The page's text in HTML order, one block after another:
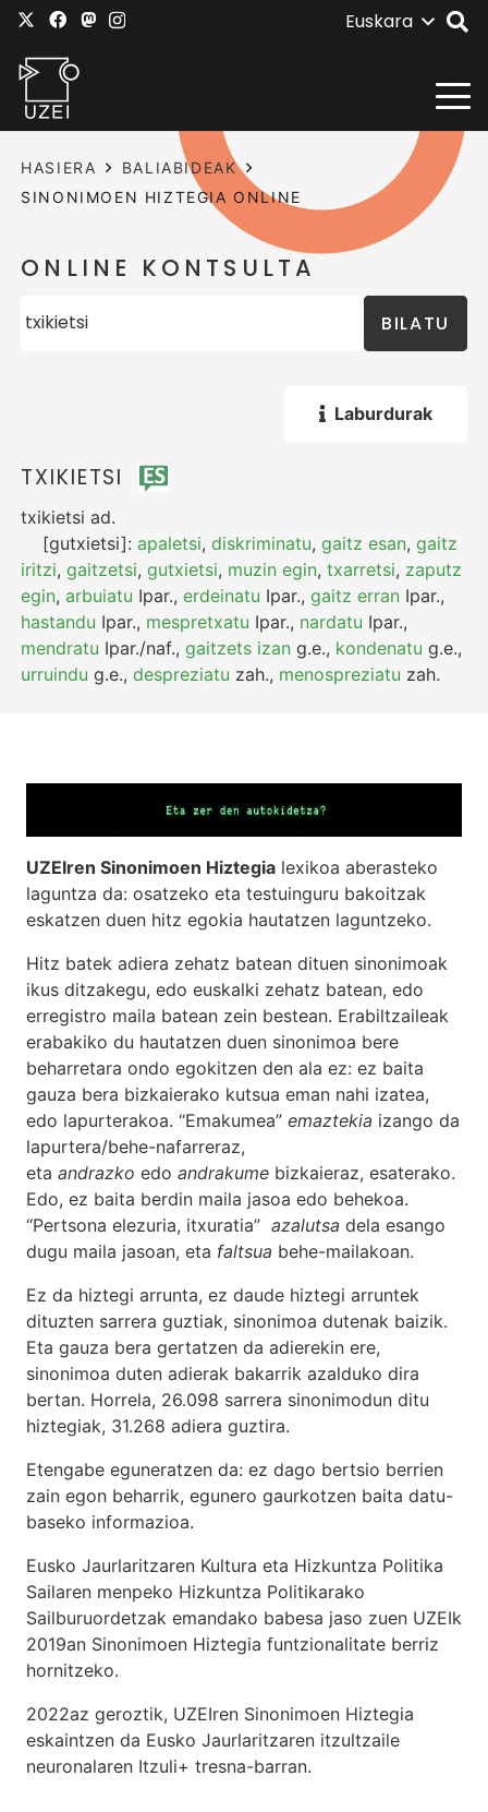
Euskara
HASIERA
BALIABIDEAK
SINONIMOEN HIZTEGIA ONLINE
ONLINE KONTSULTA
BILATU
Laburdurak
TXIKIETSI
txikietsi ad.
[gutxietsi]:apaletsi,diskriminatu,gaitz esan,gaitz
iritzi,gaitzetsi,gutxietsi, muzin egin,txarretsi, zaputz
egin,arbuiatu Ipar.,erdeinatu Ipar.,gaitz erran Ipar.,
hastandu Ipar., mespretxatu Ipar., nardatu Ipar.,
mendratu Ipar./naf.,gaitzets izan g.e., kondenatu g.e.,
urruindu g.e.,despreziatu zah., menospreziatu zah.
UZEIren Sinonimoen Hiztegia lexikoa aberasteko
laguntza da: osatzeko eta testuinguru bakoitzak
eskatzen duen hitz egokia hautatzen laguntzeko.
Hitz batek adiera zehatz batean dituen sinonimoak
ikus ditzakegu, edo euskalki zehatz batean, edo
erregistro maila batean zein bestean. Erabiltzaileak
erabakiko du hautatzen duen sinonimoa bere
beharretara ondo egokitzen den ala ez: ez baita
gauza bera bizkaierako kutsua eman nahi izatea,
edo lapurterakoa. “Emakumea” emaztekia izango da
lapurtera/behe-nafarreraz,
eta andrazko edo andrakume bizkaieraz, esaterako.
Edo, ez baita berdin maila jasoa edo behekoa.
“Pertsona elezuria, itxuratia” azalutsa dela esango
dugu maila jasoan, eta faltsua behe-mailakoan.
Ez da hiztegi arrunta, ez daude hiztegi arruntek
dituzten sarrera guztiak, sinonimoa dutenak baizik.
Eta gauza bera gertatzen da adierekin ere,
sinonimoa duten adierak bakarrik azalduko dira
bertan. Horrela, 26.098 sarrera sinonimodun ditu
hiztegiak, 31.268 adiera guztira.
Etengabe eguneratzen da: ez dago bertsio berrien
zain egon beharrik, egunero gaurkotzen baita datu-
baseko informazioa.
Eusko Jaurlaritzaren Kultura eta Hizkuntza Politika
Sailaren menpeko Hizkuntza Politikarako
Sailburuordetzak emandako babesa jaso zuen UZEIk
2019an Sinonimoen Hiztegia funtzionalitate berriz
hornitzeko.
2022az geroztik, UZEIren Sinonimoen Hiztegia
eskaintzen da Eusko Jaurlaritzaren itzultzaile
neuronalaren Itzuli+ tresna-barran.